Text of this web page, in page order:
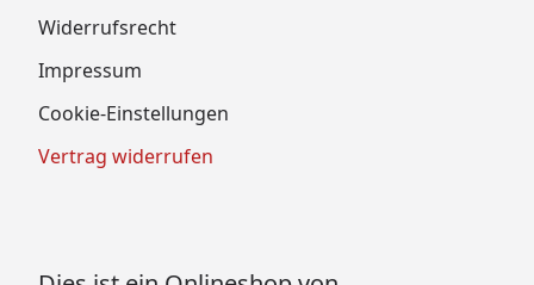
Widerrufsrecht
Impressum
Cookie-Einstellungen
Vertrag widerrufen